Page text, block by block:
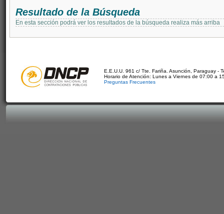
Resultado de la Búsqueda
En esta sección podrá ver los resultados de la búsqueda realiza más arriba
E.E.U.U. 961 c/ Tte. Fariña. Asunción, Paraguay -
Horario de Atención: Lunes a Viernes de 07:00 a
Preguntas Frecuentes